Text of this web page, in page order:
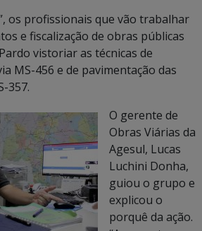
os profissionais que vão trabalhar
e fiscalização de obras públicas
vistoriar as técnicas de
MS-456 e de pavimentação das
357.
O gerente de
Obras Viárias da
Agesul, Lucas
Luchini Donha,
guiou o grupo e
explicou o
porquê da ação.